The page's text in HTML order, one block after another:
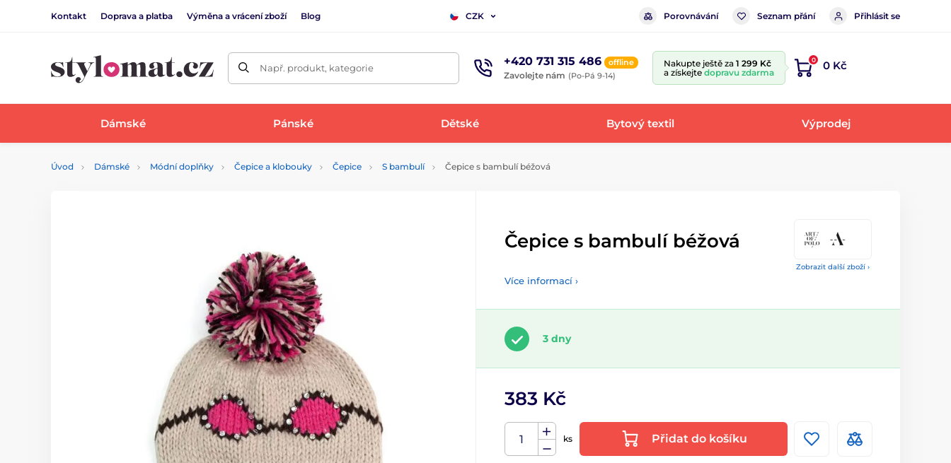
Kontakt Doprava a platba Výměna a vrácení zboží Blog CZK Porovnávání Seznam přání Přihlásit se
Např. produkt, kategorie +420 731 315 486 offline
Zavolejte nám (Po-Pá 9-14)
Nakupte ještě za 1 299 Kč
a získejte dopravu zdarma
0 0 Kč
Dámské Pánské Dětské Bytový textil Výprodej
Úvod Dámské Módní doplňky Čepice a klobouky Čepice S bambulí Čepice s bambulí béžová
Zobrazit další zboží ›
Čepice s bambulí béžová
Více informací ›
3 dny
383 Kč
ks Přidat do košíku